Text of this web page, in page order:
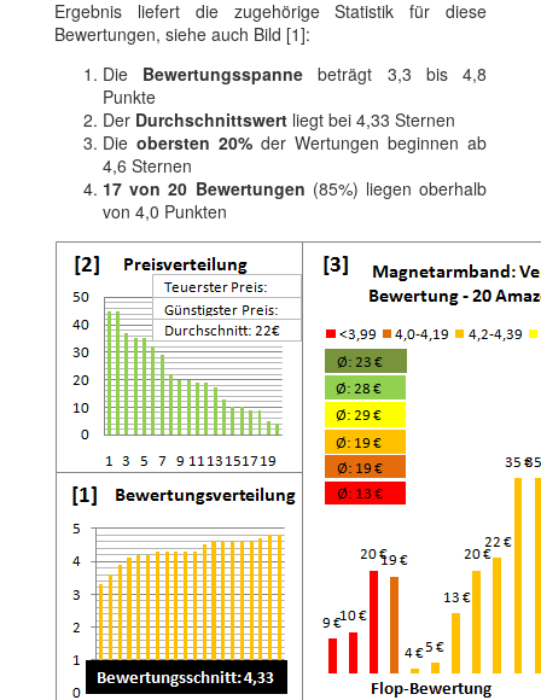
Ergebnis liefert die zugehörige Statistik für diese
Bewertungen, siehe auch Bild [1]:
Die Bewertungsspanne beträgt 3,3 bis 4,8
Punkte
Der Durchschnittswert liegt bei 4,33 Sternen
Die obersten 20% der Wertungen beginnen ab
4,6 Sternen
17 von 20 Bewertungen (85%) liegen oberhalb
von 4,0 Punkten